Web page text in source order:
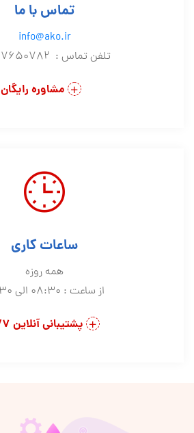
تماس با ما
info@ako.ir
تلفن تماس : 02177650782
مشاوره رایگان
ساعات کاری
همه روزه
از ساعت : 08:30 الی 18:30
پشتیبانی آنلاین 24/7